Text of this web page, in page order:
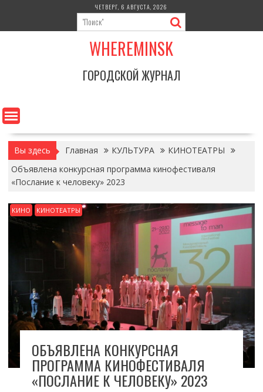
содержимому
ЧЕТВЕРГ, 6 АВГУСТА, 2026
WHEREMINSK
ГОРОДСКОЙ ЖУРНАЛ
Вы здесь Главная КУЛЬТУРА
КИНОТЕАТРЫ
Объявлена конкурсная программа кинофестиваля
«Послание к человеку» 2023
КИНО КИНОТЕАТРЫ
ОБЪЯВЛЕНА КОНКУРСНАЯ
ПРОГРАММА КИНОФЕСТИВАЛЯ
«ПОСЛАНИЕ К ЧЕЛОВЕКУ» 2023